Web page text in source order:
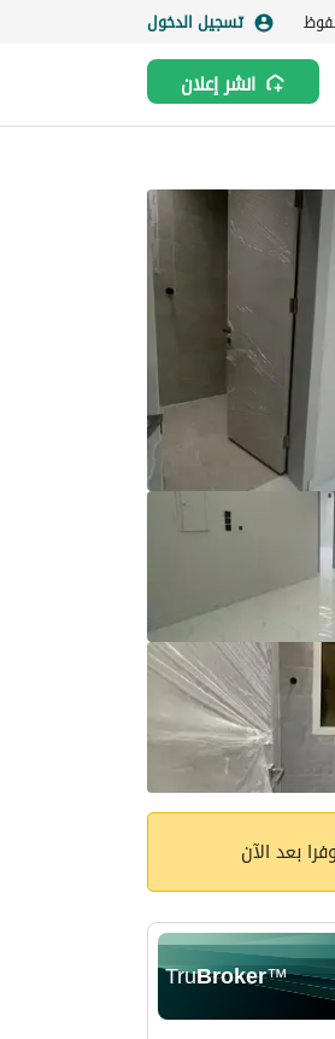
تسجيل الدخول
انشر إعلان
بعد الآن
TruBroker™